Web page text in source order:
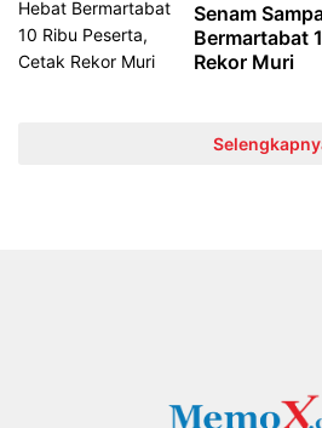
Senam
Bermartabat
Rekor Muri